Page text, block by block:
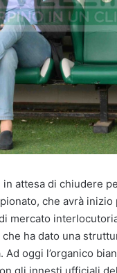
attesa di chiudere
che avrà
mercato
ha dato una
oggi l’organico